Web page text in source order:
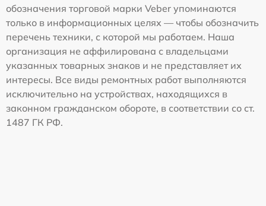
обозначения торговой марки Veber упоминаются
только в информационных целях — чтобы обозначить
перечень техники, с которой мы работаем. Наша
организация не аффилирована с владельцами
указанных товарных знаков и не представляет их
интересы. Все виды ремонтных работ выполняются
исключительно на устройствах, находящихся в
законном гражданском обороте, в соответствии со ст.
1487 ГК РФ.